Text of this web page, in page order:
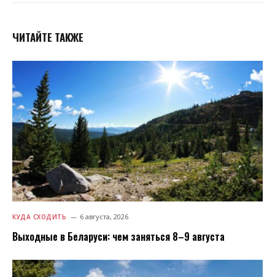
ЧИТАЙТЕ ТАКЖЕ
КУДА СХОДИТЬ 6 августа, 2026
Выходные в Беларуси: чем заняться 8–9 августа